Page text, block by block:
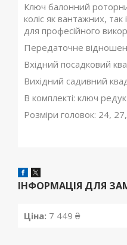
Ключ балонний
коліс як вантажних, так
для професійного
Передаточне
Вхідний посадковий
Вихідний садивний
В комплекті: ключ
Розміри головок: 24,
ІНФОРМАЦІЯ ДЛЯ
Ціна: 7 449 ₴